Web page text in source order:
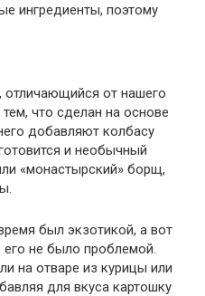
ингредиенты, поэтому
от нашего
что сделан на основе
добавляют колбасу
и необычный
«монастырский» борщ,
был экзотикой, а вот
его не было проблемой.
на отваре из курицы или
для вкуса картошку